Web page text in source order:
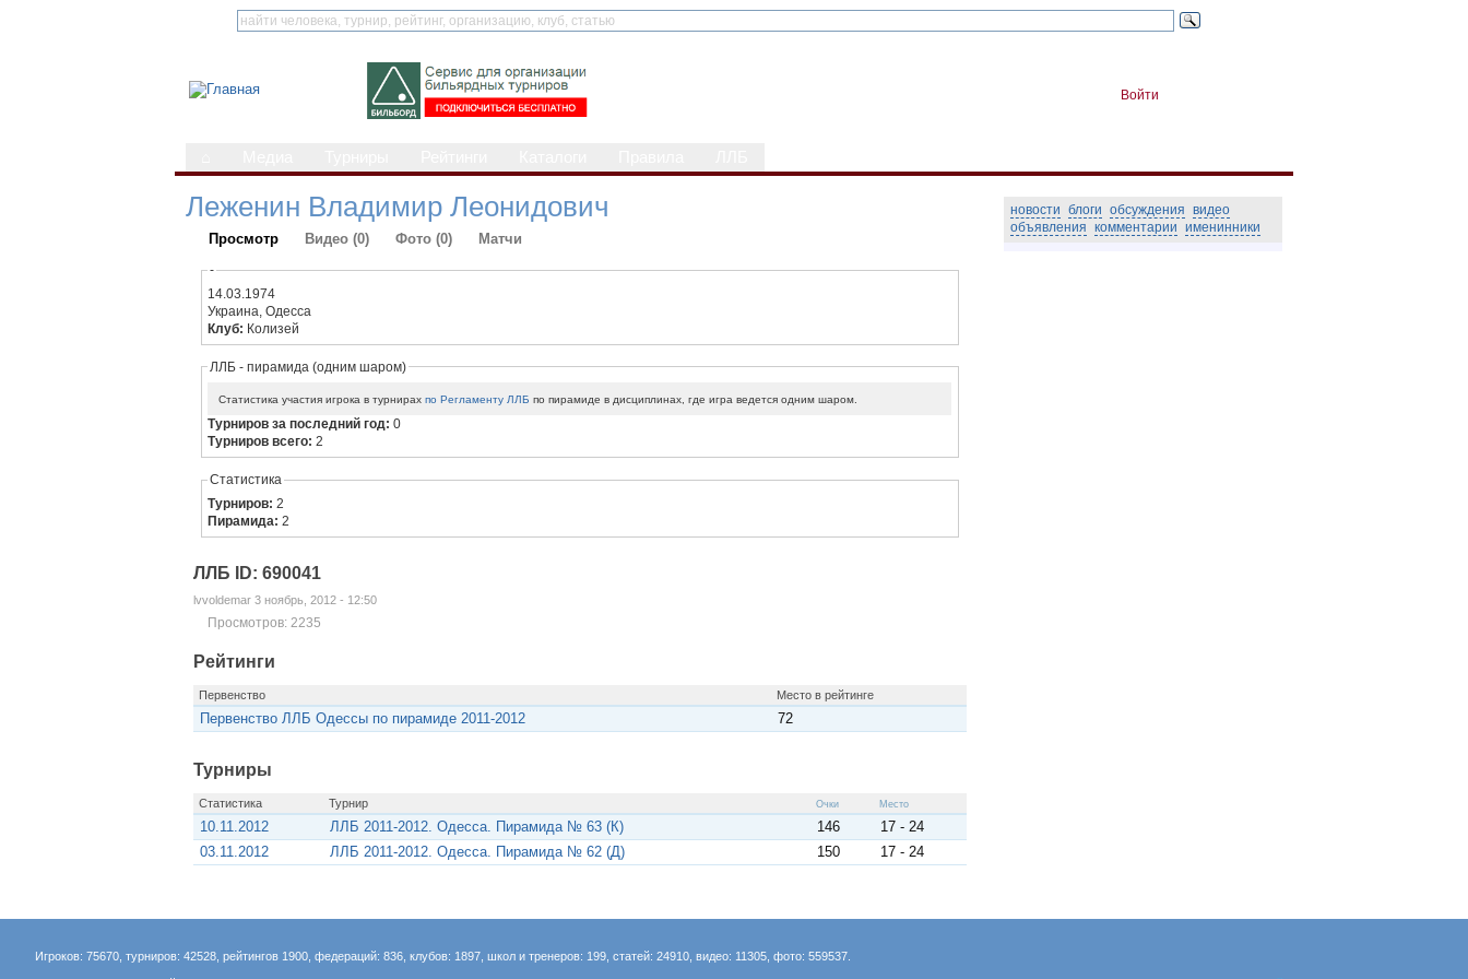
Войти
Леженин Владимир Леонидович
Просмотр Видео (0) Фото (0) Матчи
-
14.03.1974
Украина, Одесса
Клуб: Колизей
ЛЛБ - пирамида (одним шаром)
Статистика участия игрока в турнирахпо Регламенту ЛЛБ по пирамиде в дисциплинах, где игра ведется одним шаром.
Турниров за последний год:0
Турниров всего:2
Статистика
Турниров:2
Пирамида:2
ЛЛБ ID: 690041
lvvoldemar 3 ноябрь, 2012 - 12:50
Просмотров: 2235
Рейтинги
Первенство Место в рейтинге
Первенство ЛЛБ Одессы по пирамиде 2011-2012 72
Турниры
Статистика Турнир Очки Место
10.11.2012 ЛЛБ 2011-2012. Одесса. Пирамида № 63 (К) 146
17 - 24
03.11.2012
ЛЛБ 2011-2012. Одесса. Пирамида № 62 (Д) 150 17 - 24
новости блоги обсуждения видео
объявления комментарии именинники
Игроков: 75670, турниров: 42528, рейтингов 1900, федераций: 836, клубов: 1897, школ и тренеров: 199, статей: 24910, видео: 11305, фото: 559537.